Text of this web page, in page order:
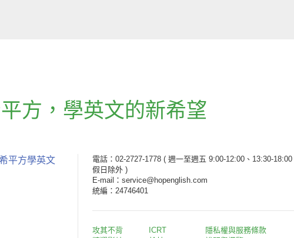
方 ， 學英文的新希望
平方學英文 電話：02-2727-1778 ( 週一至週五 9:00-12:00、13:30-18:00
假日除外 )
E-mail：service@hopenglish.com
統編：24746401
攻其不背
ICRT
隱私權與服務條款